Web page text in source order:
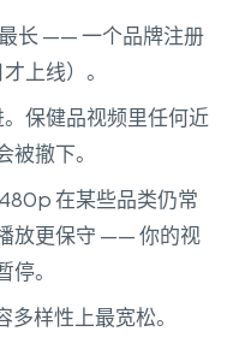
长 —— 一个品牌注册
上线）。
保健品视频里任何近
撤下。
在某些品类仍常
放更保守 —— 你的视
。
多样性上最宽松。